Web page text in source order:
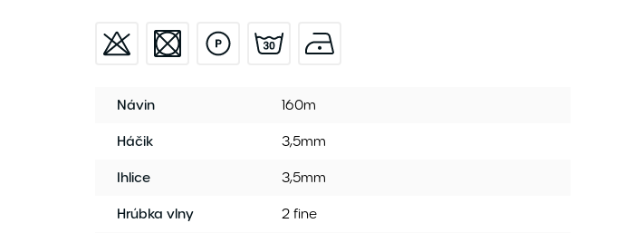
Návin
160m
Háčik
3,5mm
Ihlice
3,5mm
Hrúbka vlny
2 fine